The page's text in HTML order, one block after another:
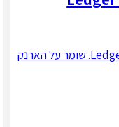
פתרון נשיאה נוח לארנק Ledger. שומר על הארנק